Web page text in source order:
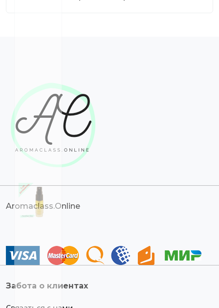
Aromaclass.Online
Забота о клиентах